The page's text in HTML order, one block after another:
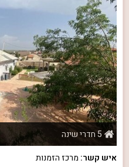
5 חדרי שינה
איש קשר: מרכז הזמנות